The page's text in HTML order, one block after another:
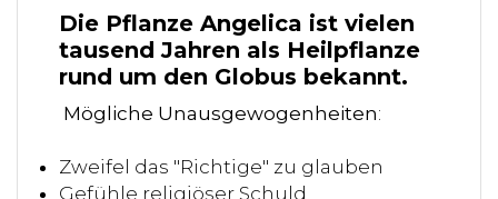
Die Pflanze Angelica ist vielen
tausend Jahren als Heilpflanze
rund um den Globus bekannt.
Mögliche Unausgewogenheiten:
Zweifel das "Richtige" zu glauben
Gefühle religiöser Schuld